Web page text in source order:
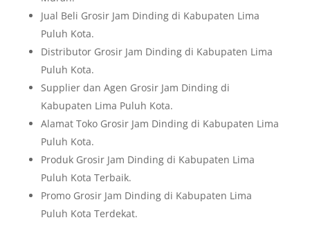
Jual Beli Grosir Jam Dinding di Kabupaten Lima
Puluh Kota.
Distributor Grosir Jam Dinding di Kabupaten Lima
Puluh Kota.
Supplier dan Agen Grosir Jam Dinding di
Kabupaten Lima Puluh Kota.
Alamat Toko Grosir Jam Dinding di Kabupaten Lima
Puluh Kota.
Produk Grosir Jam Dinding di Kabupaten Lima
Puluh Kota Terbaik.
Promo Grosir Jam Dinding di Kabupaten Lima
Puluh Kota Terdekat.